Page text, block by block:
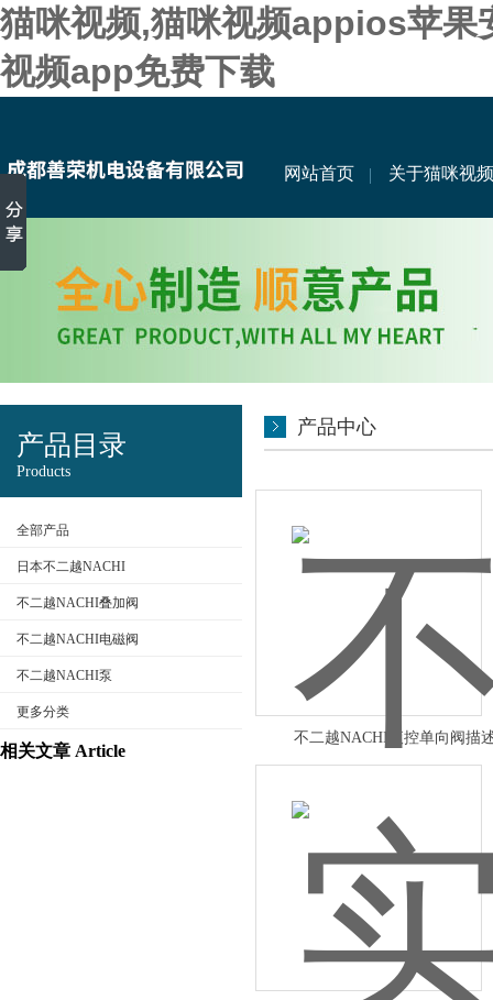
猫咪视频,猫咪视频appios苹果
视频app免费下载
网站首页 关于猫咪视频
产品目录
Products
全部产品
日本不二越NACHI
不二越NACHI叠加阀
不二越NACHI电磁阀
不二越NACHI泵
更多分类
相关文章 Article
产品中心
不二越NACHI液控单向阀描